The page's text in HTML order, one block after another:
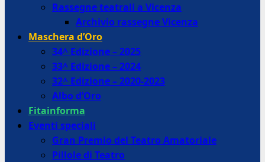
Rassegne teatrali a Vicenza
Archivio rassegne Vicenza
Maschera d’Oro
34^ Edizione – 2025
33^ Edizione – 2024
32^ Edizione – 2020-2023
Albo d’Oro
Fitainforma
Eventi speciali
Gran Premio del Teatro Amatoriale
Pillole di Teatro